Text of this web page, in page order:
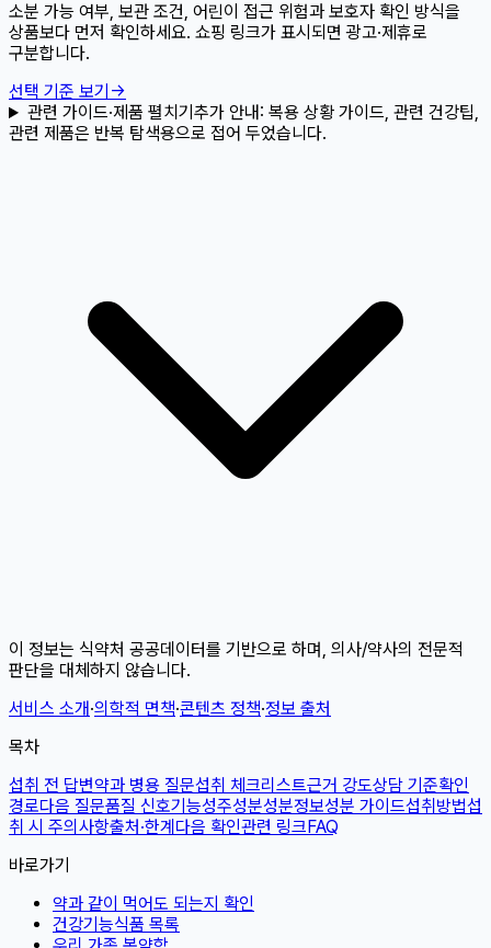
소분 가능 여부, 보관 조건, 어린이 접근 위험과 보호자 확인 방식을
상품보다 먼저 확인하세요. 쇼핑 링크가 표시되면 광고·제휴로
구분합니다.
선택 기준 보기 →
관련 가이드·제품 펼치기추가 안내: 복용 상황 가이드, 관련 건강팁,
관련 제품은 반복 탐색용으로 접어 두었습니다.
이 정보는 식약처 공공데이터를 기반으로 하며, 의사/약사의 전문적
판단을 대체하지 않습니다.
서비스 소개·의학적 면책·콘텐츠 정책·정보 출처
목차
섭취 전 답변약과 병용 질문섭취 체크리스트근거 강도상담 기준확인
경로다음 질문품질 신호기능성주성분성분정보성분 가이드섭취방법섭
취 시 주의사항출처·한계다음 확인관련 링크FAQ
바로가기
약과 같이 먹어도 되는지 확인
건강기능식품 목록